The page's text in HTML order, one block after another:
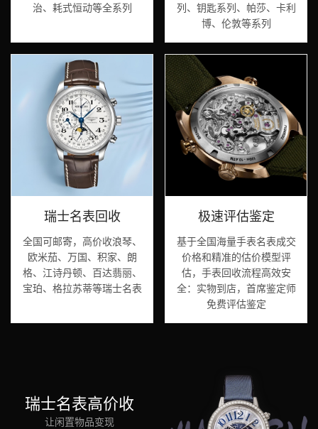
治、耗式恒动等全系列
列、钥匙系列、帕莎、卡利
博、伦敦等系列
瑞士名表回收
全国可邮寄，高价收浪琴、
欧米茄、万国、积家、朗
格、江诗丹顿、百达翡丽、
宝珀、格拉苏蒂等瑞士名表
极速评估鉴定
基于全国海量手表名表成交
价格和精准的估价模型评
估，手表回收流程高效安
全：实物到店，首席鉴定师
免费评估鉴定
瑞士名表高价收
让闲置物品变现